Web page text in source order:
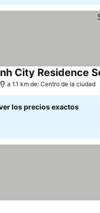
City Residence
a 1.1 km de: Centro de la ciudad
los precios exactos